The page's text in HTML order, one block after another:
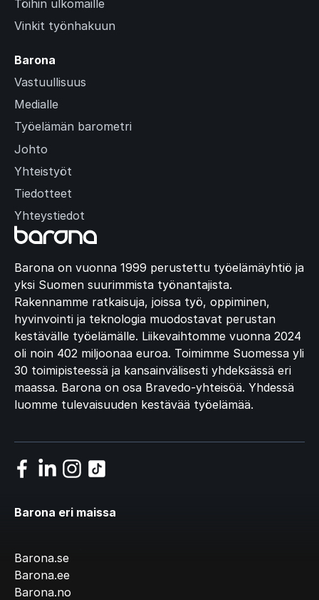
Barona on vuonna 1999 perustettu työelämäyhtiö ja
yksi Suomen suurimmista työnantajista.
Rakennamme ratkaisuja, joissa työ, oppiminen,
hyvinvointi ja teknologia muodostavat perustan
kestävälle työelämälle. Liikevaihtomme vuonna 2024
oli noin 402 miljoonaa euroa. Toimimme Suomessa yli
30 toimipisteessä ja kansainvälisesti yhdeksässä eri
maassa. Barona on osa Bravedo-yhteisöä. Yhdessä
luomme tulevaisuuden kestävää työelämää.
Töihin ulkomaille
Vinkit työnhakuun
Barona
Vastuullisuus
Medialle
Työelämän barometri
Johto
Yhteistyöt
Tiedotteet
Yhteystiedot
Barona eri maissa
Barona.se
Barona.ee
Barona.no